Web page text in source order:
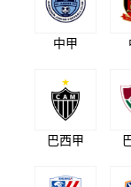
中甲
巴西甲